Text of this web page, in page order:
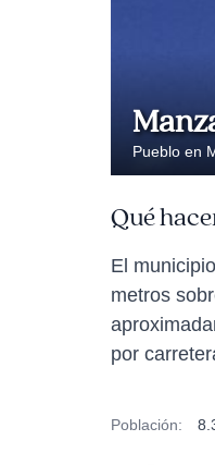
Pueblo en
Qué
El
metros
por
Población: